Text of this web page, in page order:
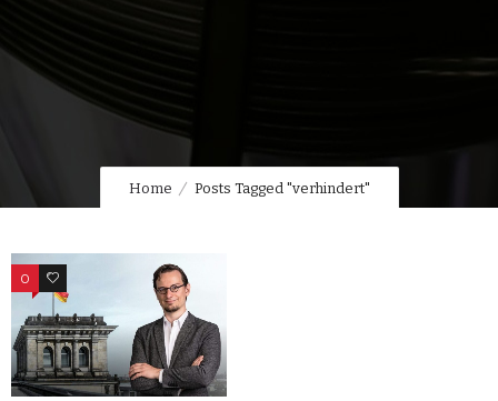
Home Posts Tagged "verhindert"
0 0